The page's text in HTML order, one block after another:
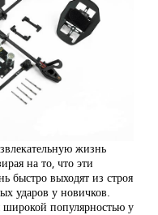
жизнь
на то, что эти
быстро выходят из строя
ударов у новичков.
широкой популярностью у